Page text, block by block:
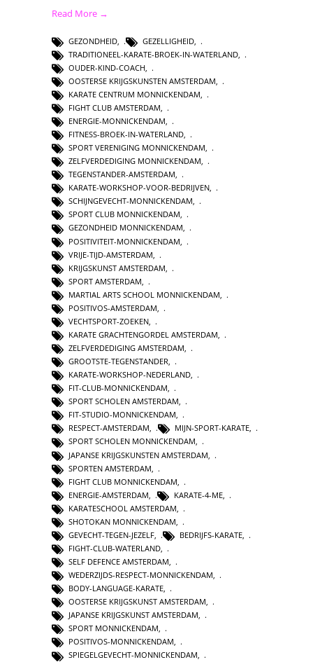
Read More →
GEZONDHEID GEZELLIGHEID
TRADITIONEEL-KARATE-BROEK-IN-WATERLAND
OUDER-KIND-COACH
OOSTERSE KRIJGSKUNSTEN AMSTERDAM
KARATE CENTRUM MONNICKENDAM
FIGHT CLUB AMSTERDAM
ENERGIE-MONNICKENDAM
FITNESS-BROEK-IN-WATERLAND,
SPORT VERENIGING MONNICKENDAM,
ZELFVERDEDIGING MONNICKENDAM,
TEGENSTANDER-AMSTERDAM,
KARATE-WORKSHOP-VOOR-BEDRIJVEN,
SCHIJNGEVECHT-MONNICKENDAM,
SPORT CLUB MONNICKENDAM,
GEZONDHEID MONNICKENDAM,
POSITIVITEIT-MONNICKENDAM
VRIJE-TIJD-AMSTERDAM
KRIJGSKUNST AMSTERDAM
SPORT AMSTERDAM
MARTIAL ARTS SCHOOL MONNICKENDAM
POSITIVOS-AMSTERDAM
VECHTSPORT-ZOEKEN
KARATE GRACHTENGORDEL AMSTERDAM
ZELFVERDEDIGING AMSTERDAM,
GROOTSTE-TEGENSTANDER,
KARATE-WORKSHOP-NEDERLAND,
FIT-CLUB-MONNICKENDAM,
SPORT SCHOLEN AMSTERDAM,
FIT-STUDIO-MONNICKENDAM,
RESPECT-AMSTERDAM, MIJN-SPORT-KARATE,
SPORT SCHOLEN MONNICKENDAM,
JAPANSE KRIJGSKUNSTEN AMSTERDAM
SPORTEN AMSTERDAM
FIGHT CLUB MONNICKENDAM
ENERGIE-AMSTERDAM
KARATE-4-ME
KARATESCHOOL AMSTERDAM
SHOTOKAN MONNICKENDAM
GEVECHT-TEGEN-JEZELF
BEDRIJFS-KARATE
FIGHT-CLUB-WATERLAND
SELF DEFENCE AMSTERDAM,
WEDERZIJDS-RESPECT-MONNICKENDAM,
BODY-LANGUAGE-KARATE,
OOSTERSE KRIJGSKUNST AMSTERDAM,
JAPANSE KRIJGSKUNST AMSTERDAM,
SPORT MONNICKENDAM,
POSITIVOS-MONNICKENDAM,
SPIEGELGEVECHT-MONNICKENDAM,